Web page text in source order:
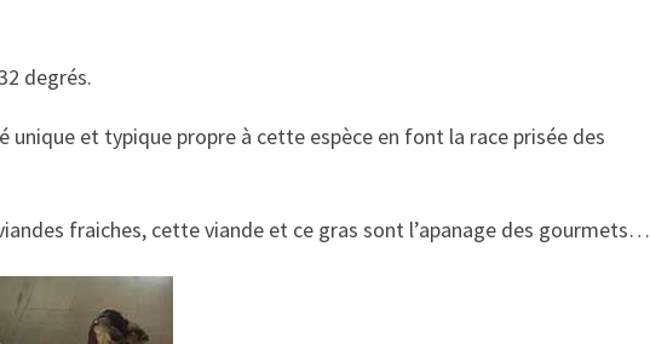
degrés.
unique et typique propre à cette espèce en font la race prisée des
fraiches, cette viande et ce gras sont l’apanage des gourmets…